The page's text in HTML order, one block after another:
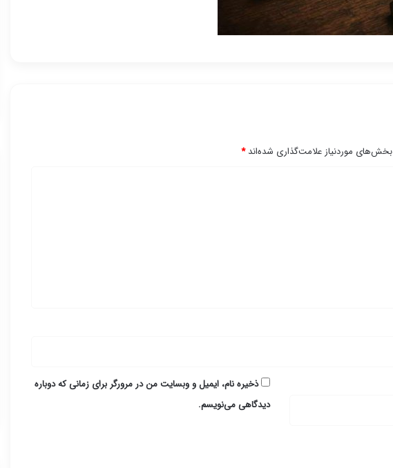
بخش‌های موردنیاز علامت‌گذاری شده‌اند*
ذخیره نام، ایمیل و وبسایت من در مرورگر برای زمانی که دوباره
دیدگاهی می‌نویسم.